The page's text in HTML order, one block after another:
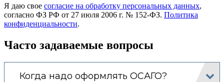
на
обработку
моих
данных.
Я даю свое согласие на обработку персональных данных,
согласно ФЗ РФ от 27 июля 2006 г. № 152-ФЗ. Политика
конфиденциальности.
Часто задаваемые вопросы
Когда надо оформлять ОСАГО?